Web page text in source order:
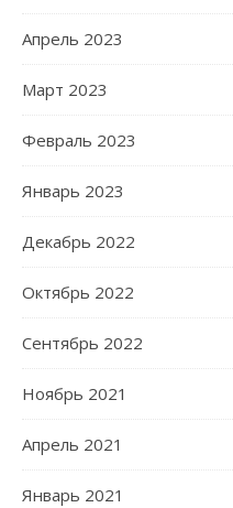
Апрель 2023
Март 2023
Февраль 2023
Январь 2023
Декабрь 2022
Октябрь 2022
Сентябрь 2022
Ноябрь 2021
Апрель 2021
Январь 2021